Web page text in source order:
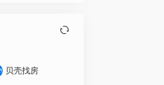
贝壳找房